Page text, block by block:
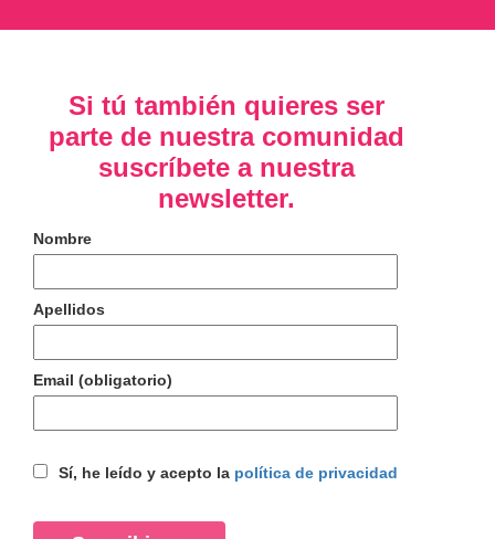
Si tú también quieres ser
parte de nuestra comunidad
suscríbete a nuestra
newsletter.
Nombre
Apellidos
Email (obligatorio)
Sí, he leído y acepto la política de privacidad